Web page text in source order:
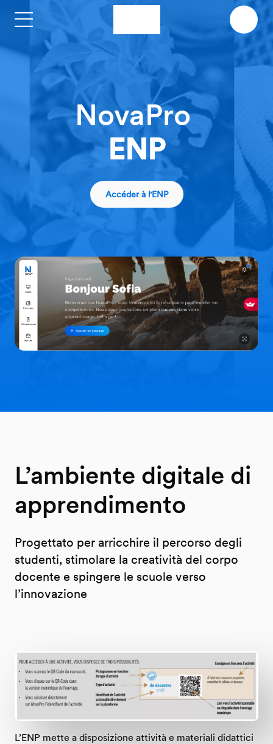
NovaPro
ENP
Accéder à l'ENP
L’ambiente digitale di
apprendimento
Progettato per arricchire il percorso degli
studenti, stimolare la creatività del corpo
docente e spingere le scuole verso
l’innovazione
L’ENP mette a disposizione attività e materiali didattici